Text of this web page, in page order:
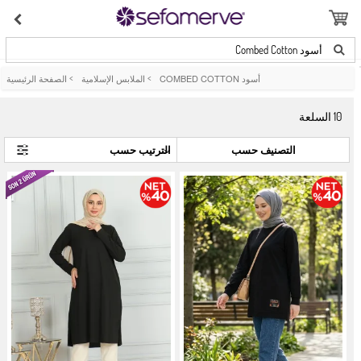
أسود Combed Cotton
الصفحة الرئيسية > الملابس الإسلامية > أسود COMBED COTTON
10السلعة
التصنيف حسب